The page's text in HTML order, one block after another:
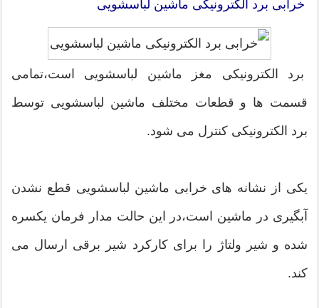
خرابی برد الکترونیکی ماشین لباسشویی
برد الکترونیکی مغز ماشین لباسشویی است،تمامی
قسمت ها و قطعات مختلف ماشین لباسشویی توسط
برد الکترونیکی کنترل می شود.
یکی از نشانه های خرابی ماشین لباسشویی قطع نشدن
آبگیری در ماشین است،در این حالت مدار فرمان یکسره
شده و شیر ولتاژ را برای کارکرد شیر برقی ارسال می
کند.